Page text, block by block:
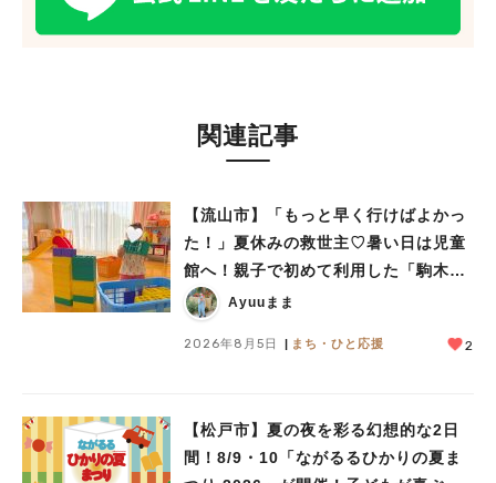
関連記事
【流山市】「もっと早く行けばよかっ
た！」夏休みの救世主♡暑い日は児童
館へ！親子で初めて利用した「駒木台
児童館」レポート
Ayuuまま
2026年8月5日 まち・ひと応援 2
【松戸市】夏の夜を彩る幻想的な2日
間！8/9・10「ながるるひかりの夏ま